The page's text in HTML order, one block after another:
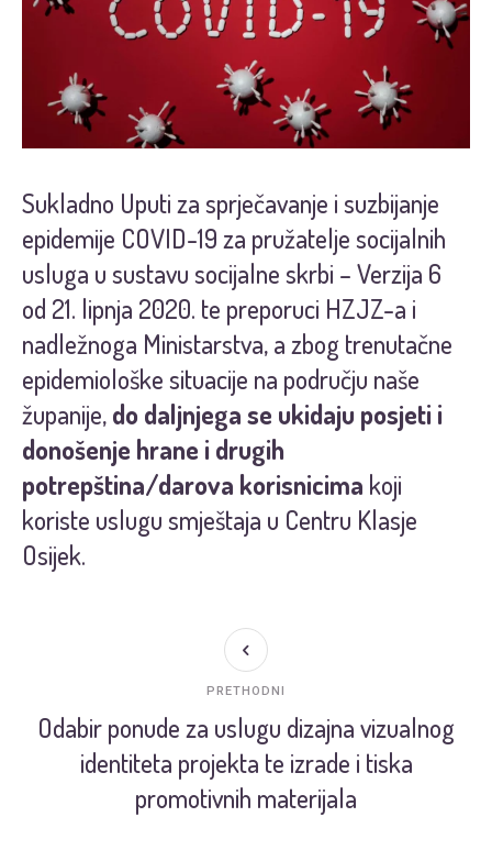
Sukladno Uputi za sprječavanje i suzbijanje
epidemije COVID-19 za pružatelje socijalnih
usluga u sustavu socijalne skrbi – Verzija 6
od 21. lipnja 2020. te preporuci HZJZ-a i
nadležnoga Ministarstva, a zbog trenutačne
epidemiološke situacije na području naše
županije,do daljnjega se ukidaju posjeti i
donošenje hrane i drugih
potrepština/darova korisnicima koji
koriste uslugu smještaja u Centru Klasje
Osijek.
Odabir ponude za uslugu dizajna vizualnog
identiteta projekta te izrade i tiska
promotivnih materijala
PRETHODNI